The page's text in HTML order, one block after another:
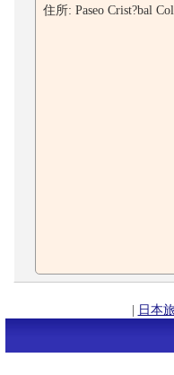
住所: Paseo Crist?bal
| 日本